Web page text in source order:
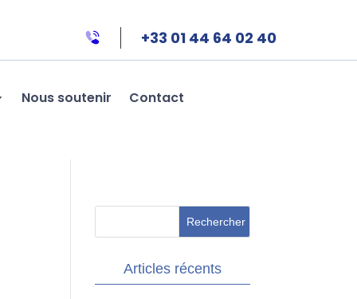
+33 01 44 64 02 40
Nous soutenir Contact
Articles récents